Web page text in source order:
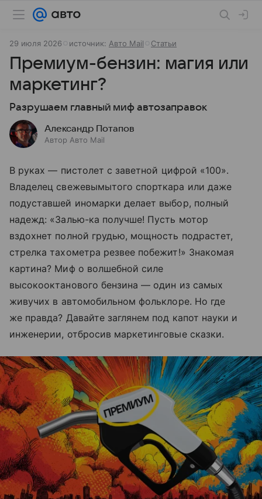
29 июля 2026 источник: Авто Mail Статьи
Премиум-бензин: магия или
маркетинг?
Разрушаем главный миф автозаправок
Александр Потапов
Автор Авто Mail
В руках — пистолет с заветной цифрой «100».
Владелец свежевымытого спорткара или даже
подуставшей иномарки делает выбор, полный
надежд: «Залью-ка получше! Пусть мотор
вздохнет полной грудью, мощность подрастет,
стрелка тахометра резвее побежит!» Знакомая
картина? Миф о волшебной силе
высокооктанового бензина — один из самых
живучих в автомобильном фольклоре. Но где
же правда? Давайте заглянем под капот науки и
инженерии, отбросив маркетинговые сказки.